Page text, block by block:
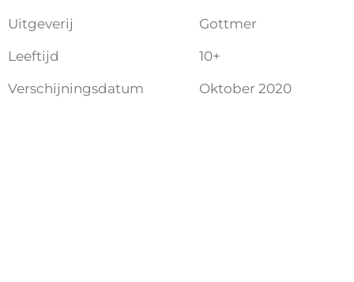
Uitgeverij Gottmer
Leeftijd 10+
Verschijningsdatum Oktober 2020